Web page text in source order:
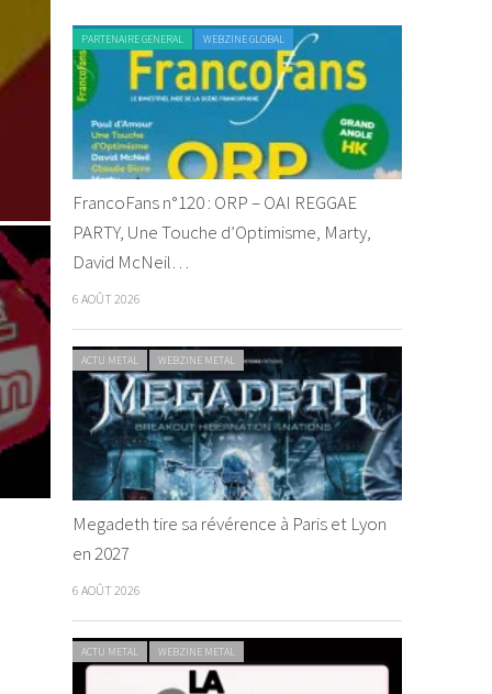
PARTENAIRE GENERAL WEBZINE GLOBAL
FrancoFans n°120 : ORP – OAI REGGAE
PARTY, Une Touche d’Optimisme, Marty,
David McNeil…
6 AOÛT 2026
ACTU METAL WEBZINE METAL
Megadeth tire sa révérence à Paris et Lyon
en 2027
6 AOÛT 2026
ACTU METAL WEBZINE METAL